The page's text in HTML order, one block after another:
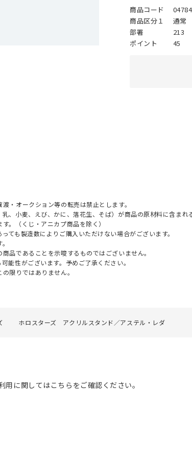
商品コード
商品区分１
通常
部署
213
ポイント
45
・オークション等の転売は禁止とします。
、小麦、えび、かに、落花生、そば）が商品の原材料に含まれ
。（くじ・アニカプ商品を除く）
ても製造数によりご購入いただけない場合がございます。
品であることを示唆するものではございません。
能性がございます。予めご了承ください。
限りではありません。
ホロスターズ アクリルスタンド／アステル・レダ
に関してはこちらをご確認ください。